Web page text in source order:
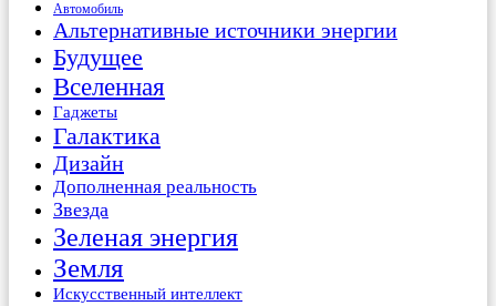
Автомобиль
Альтернативные источники энергии
Будущее
Вселенная
Гаджеты
Галактика
Дизайн
Дополненная реальность
Звезда
Зеленая энергия
Земля
Искусственный интеллект